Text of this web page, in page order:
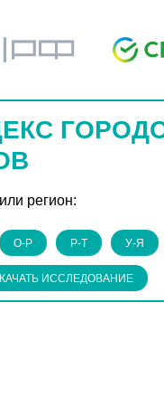
регион:
О-Р Р-Т У-Я
ИССЛЕДОВАНИЕ